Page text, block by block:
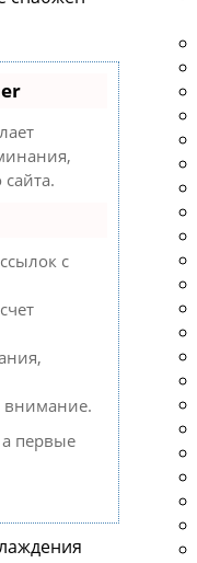
с
внимание.
а первые